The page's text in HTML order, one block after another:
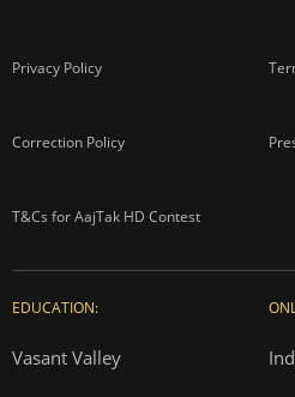
Privacy Policy
Correction Policy
T&Cs for AajTak HD Contest
EDUCATION:
Vasant Valley